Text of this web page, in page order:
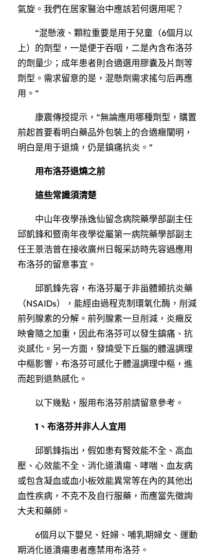
氣旋。我們在居家醫治中應該若何選用呢？
“混懸液、顆粒重要是用于兒童（6個月以
上）的劑型，一是便于吞咽，二是內含布洛芬
的劑量少；成年患者則合適選用膠囊及片劑等
劑型。需求留意的是，混懸劑需求搖勻后再應
用。”
康震傳授提示，“無論應用哪種劑型，購置
前起首要看明白藥品外包裝上的合適癥闡明，
明白是用于退燒，仍是鎮痛抗炎。”
用布洛芬退燒之前
這些常識須清楚
中山年夜學孫逸仙留念病院藥學部副主任
邱凱鋒和暨南年夜學從屬第一病院藥學部副主
任王景浩曾在接收廣州日報采訪時先容過應用
布洛芬的留意事宜。
邱凱鋒先容，布洛芬屬于非甾體類抗炎藥
（NSAIDs），能經由過程克制環氧化酶，削減
前列腺素的分解。前列腺素一旦削減，炎癥反
映會隨之加重，因此布洛芬可以發生鎮痛、抗
炎感化。另一方面，發燒受下丘腦的體溫調理
中樞影響，布洛芬可感化于體溫調理中樞，進
而起到退熱感化。
以下幾點，服用布洛芬前請留意參考。
1、布洛芬并非人人宜用
邱凱鋒指出，假如患有腎效能不全、高血
壓、心效能不全、消化道潰瘍、哮喘、血友病
或包含凝血或血小板效能異常等在內的其他出
血性疾病，不克不及自行服藥，而應當先徵詢
大夫和藥師。
6個月以下嬰兒、妊婦、哺乳期婦女、運動
期消化道潰瘍患者應禁用布洛芬。